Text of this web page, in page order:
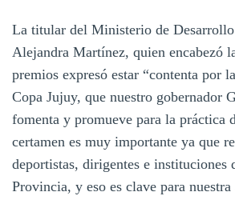
La titular del Ministerio de
Alejandra Martínez, quien encabezó
premios expresó estar “contenta por
Copa Jujuy, que nuestro gobernador
fomenta y promueve para la práctica
certamen es muy importante ya que
deportistas, dirigentes e instituciones
Provincia, y eso es clave para nuestra